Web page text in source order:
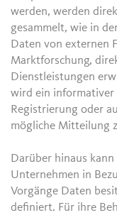
werden, werden
gesammelt, wie in
Daten von externen
Marktforschung,
Dienstleistungen
wird ein
Registrierung oder
mögliche Mitteilung
Darüber hinaus
Unternehmen in
Vorgänge Daten
definiert. Für ihre